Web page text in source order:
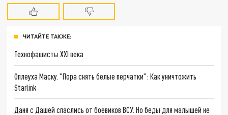
ЧИТАЙТЕ ТАКЖЕ:
Технофашисты XXI века
Оплеуха Маску. "Пора снять белые перчатки": Как уничтожить
Starlink
Даня с Дашей спаслись от боевиков ВСУ. Но беды для малышей не